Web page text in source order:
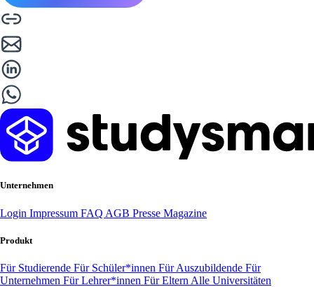
Unternehmen
Login Impressum FAQ AGB Presse Magazine
Produkt
Für Studierende Für Schüler*innen Für Auszubildende Für
Unternehmen Für Lehrer*innen Für Eltern Alle Universitäten